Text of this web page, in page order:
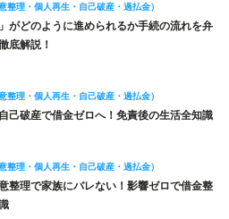
整理・個人再生・自己破産・過払金）
」がどのように進められるか手続の流れを弁
底解説！
整理・個人再生・自己破産・過払金）
自己破産で借金ゼロへ！免責後の生活全知識
整理・個人再生・自己破産・過払金）
意整理で家族にバレない！影響ゼロで借金整